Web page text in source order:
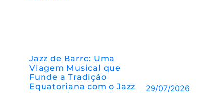
Jazz de Barro: Uma
Viagem Musical que
Funde a Tradição
Equatoriana com o Jazz
29/07/2026